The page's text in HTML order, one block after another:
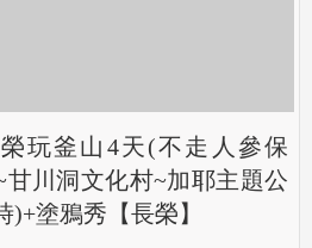
玩釜山4天(不走人參保
川洞文化村~加耶主題公
)+塗鴉秀【長榮】